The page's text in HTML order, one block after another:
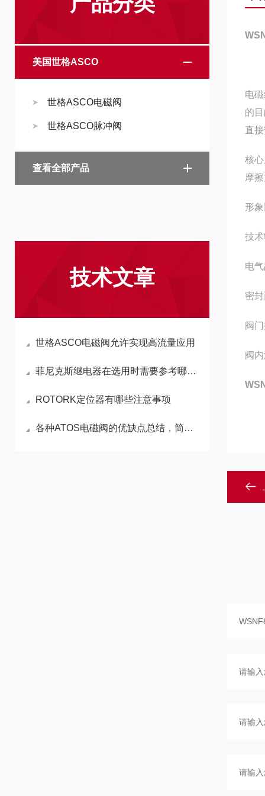
美国世格ASCO
世格ASCO电磁阀
世格ASCO脉冲阀
查看全部产品
技术文章
世格ASCO电磁阀允许实现高流量应用
菲尼克斯继电器在选用时需要参考哪些环境参数？
ROTORK定位器有哪些注意事项
各种ATOS电磁阀的优缺点总结，简明扼要！
电
的
直
核
摩
形
技
电
密
阀
阀